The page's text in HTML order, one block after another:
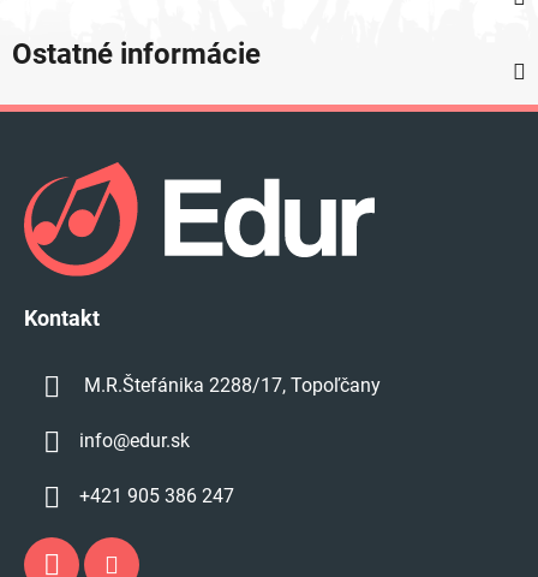
Ostatné informácie
Kontakt
M.R.Štefánika 2288/17, Topoľčany
info@edur.sk
+421 905 386 247